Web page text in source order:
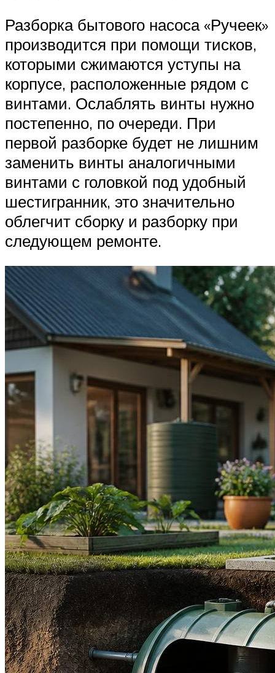
Разборка бытового насоса «Ручеек»
производится при помощи тисков,
которыми сжимаются уступы на
корпусе, расположенные рядом с
винтами. Ослаблять винты нужно
постепенно, по очереди. При
первой разборке будет не лишним
заменить винты аналогичными
винтами с головкой под удобный
шестигранник, это значительно
облегчит сборку и разборку при
следующем ремонте.